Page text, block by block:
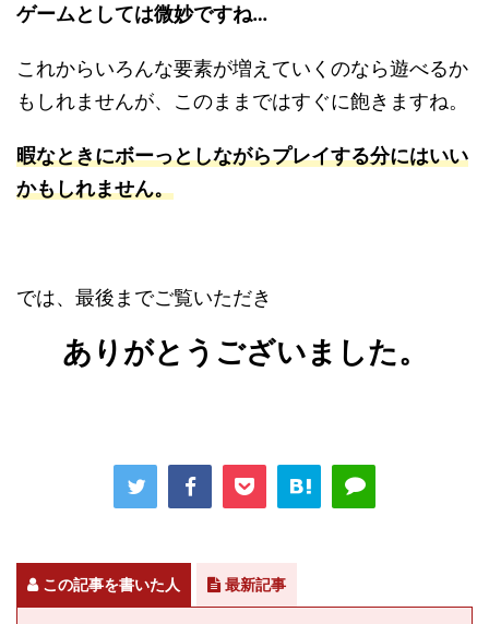
ゲームとしては微妙ですね…
これからいろんな要素が増えていくのなら遊べるか
もしれませんが、このままではすぐに飽きますね。
暇なときにボーっとしながらプレイする分にはいい
かもしれません。
では、最後までご覧いただき
ありがとうございました。
この記事を書いた人 最新記事